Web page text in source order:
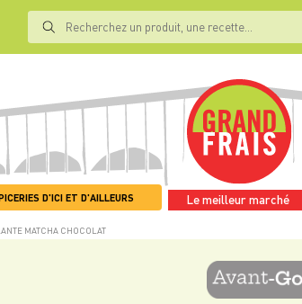
D'ICI ET D'AILLEURS Le meilleur marché
MATCHA CHOCOLAT